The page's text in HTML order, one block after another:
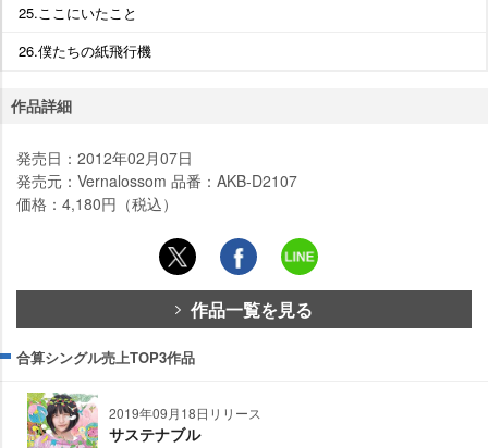
25.ここにいたこと
26.僕たちの紙飛行機
作品詳細
発売日：2012年02月07日
発売元：Vernalossom 品番：AKB-D2107
価格：4,180円（税込）
作品一覧を見る
合算シングル売上TOP3作品
2019年09月18日リリース
サステナブル